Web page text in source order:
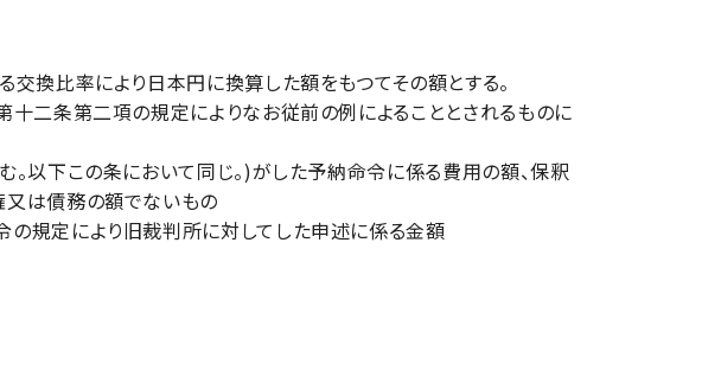
換比率により日本円に換算した額をもつてその額とする。
二条第二項の規定によりなお従前の例によることとされるものに
下この条において同じ。)がした予納命令に係る費用の額、保釈
は債務の額でないもの
規定により旧裁判所に対してした申述に係る金額